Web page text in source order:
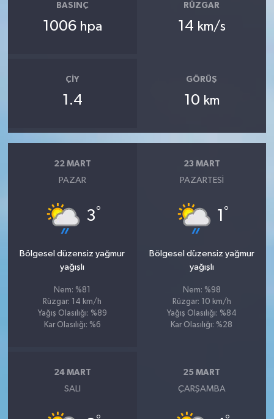
BASINÇ
1006 hpa
RÜZGAR
14 km/s
ÇIY
1.4
GÖRÜŞ
10 km
22 MART
PAZAR
3°
Bölgesel düzensiz yağmur
yağışlı
Nem: %81
Rüzgar: 14 km/h
Yağış Olasılığı: %89
Kar Olasılığı: %6
23 MART
PAZARTESI
1 °
Bölgesel düzensiz yağmur
yağışlı
Nem: %98
Rüzgar: 10 km/h
Yağış Olasılığı: %84
Kar Olasılığı: %28
24 MART
SALI
25 MART
ÇARŞAMBA